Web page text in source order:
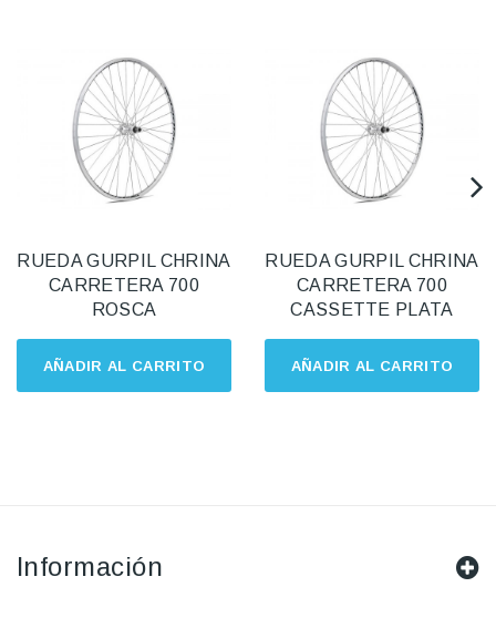
AÑADIR AL CARRITO
RUEDA GURPIL CHRINA
CARRETERA 700
ROSCA
AÑADIR AL CARRITO
RUEDA GURPIL CHRINA
CARRETERA 700
CASSETTE PLATA
Información